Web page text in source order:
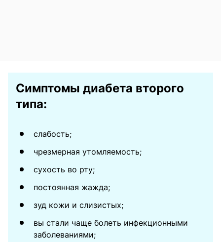
Симптомы диабета второго
типа:
слабость;
чрезмерная утомляемость;
сухость во рту;
постоянная жажда;
зуд кожи и слизистых;
вы стали чаще болеть инфекционными
заболеваниями;